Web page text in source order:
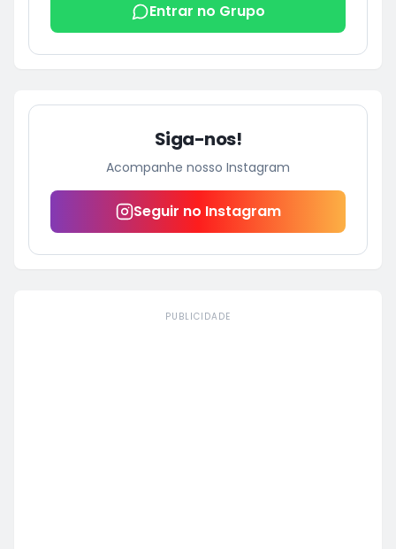
Entrar no Grupo
Siga-nos!
Acompanhe nosso Instagram
Seguir no Instagram
PUBLICIDADE